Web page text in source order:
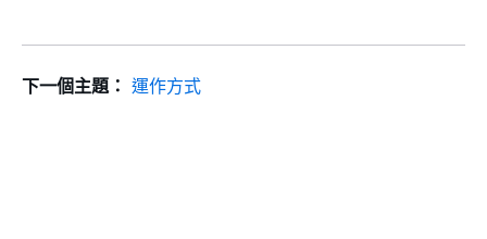
下一個主題： 運作方式